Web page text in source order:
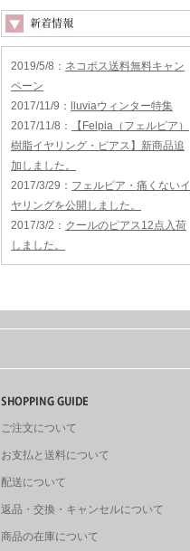
2019/5/8 ： ネコポス送料無料キャン
ペーン
2017/11/9 ：
lluviaウィンター特集
2017/11/8 ：
【Felpia（フェルピア）
樹脂イヤリング・ピアス】新商品追
加しました。
2017/3/29 ： フェルピア・痛くないイ
ヤリングを公開しました。
2017/3/2 ： クールのピアス12点入荷
しました。
ご注文について
お支払と送料について
配送について
返品・交換・キャンセルについて
商品の在庫について